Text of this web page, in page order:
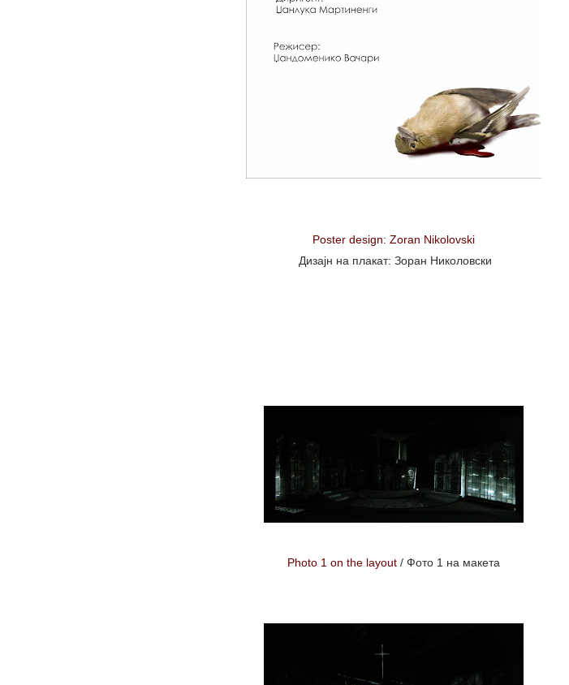
Poster design: Zoran Nikolovski
Дизајн на плакат: Зоран Николовски
Photo 1 on the layout/ Фото 1 на макета